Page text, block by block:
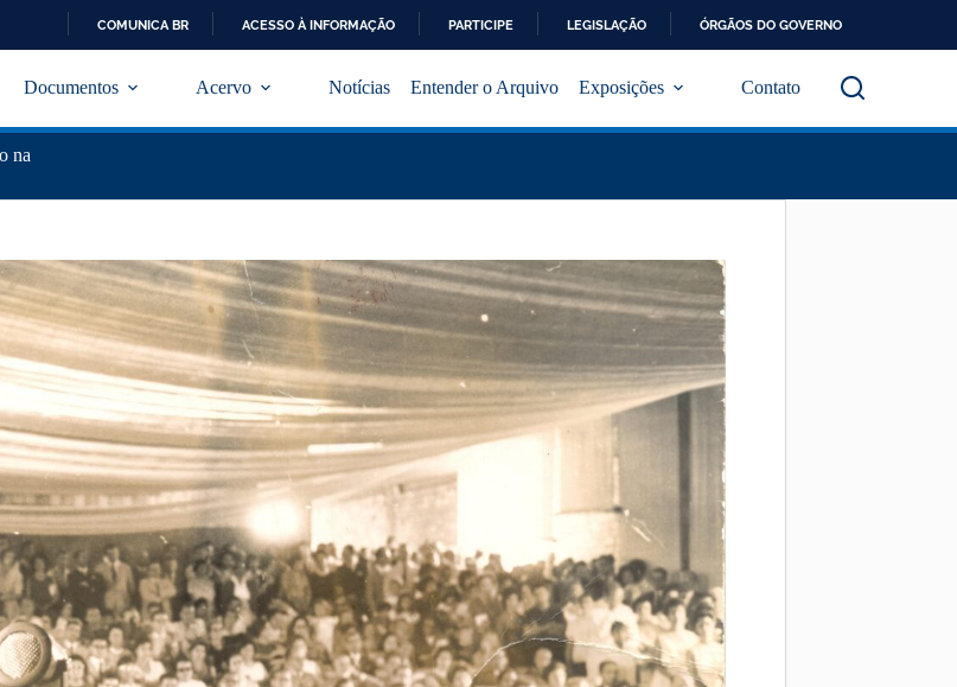
A
T
E
Ú
O
COMUNICA BR ACESSO À INFORMAÇÃO PARTICIPE LEGISLAÇÃO ÓRGÃOS DO GOVERNO
Documentos Acervo Notícias Entender o Arquivo Exposições Contato
na